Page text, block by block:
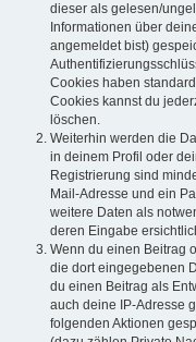
dieser als gelesen/
Informationen über
angemeldet bist)
Cookies haben
Cookies kannst du
löschen.
Weiterhin werden die
in deinem Profil oder
Registrierung sind
Mail-Adresse und ein
weitere Daten als
deren Eingabe
Wenn du einen Beitrag
die dort eingegebenen
du einen Beitrag als
auch deine IP-Adresse
folgenden Aktionen